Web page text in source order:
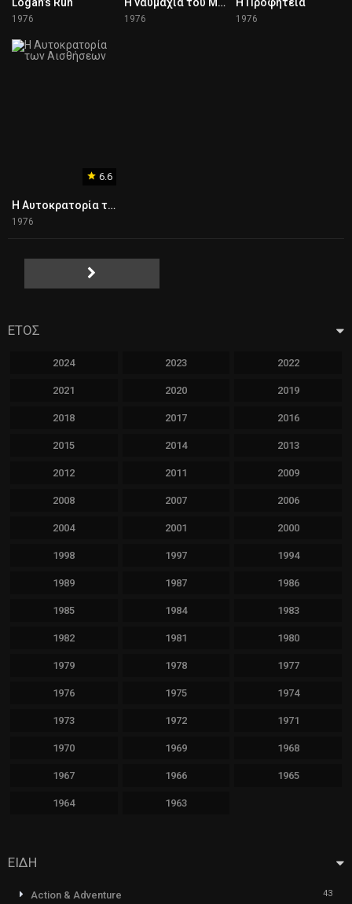
1976 1976 1976
6.6
Η Αυτοκρατορία των Αισθήσεων
1976
ΕΤΟΣ
2024 2023 2022
2021 2020 2019
2018 2017 2016
2015 2014 2013
2012 2011 2009
2008 2007 2006
2004 2001 2000
1998 1997 1994
1989 1987 1986
1985 1984 1983
1982 1981 1980
1979 1978 1977
1976 1975 1974
1973 1972 1971
1970 1969 1968
1967 1966 1965
1964 1963
ΕΙΔΗ
Action & Adventure 43